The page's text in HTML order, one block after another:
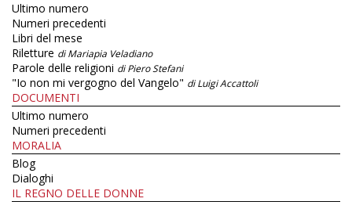
Ultimo numero
Numeri precedenti
Libri del mese
Riletture di Mariapia Veladiano
Parole delle religioni di Piero Stefani
"Io non mi vergogno del Vangelo" di Luigi Accattoli
DOCUMENTI
Ultimo numero
Numeri precedenti
MORALIA
Blog
Dialoghi
IL REGNO DELLE DONNE